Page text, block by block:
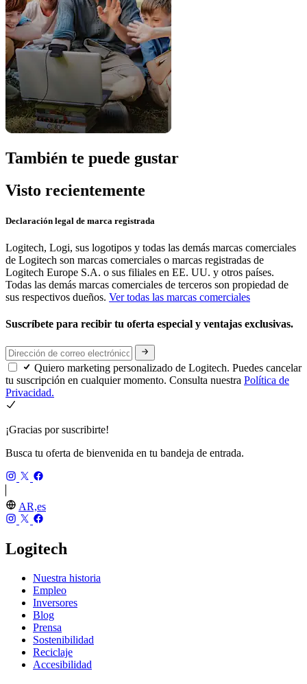
También te puede gustar
Visto recientemente
Declaración legal de marca registrada
Logitech, Logi, sus logotipos y todas las demás marcas comerciales
de Logitech son marcas comerciales o marcas registradas de
Logitech Europe S.A. o sus filiales en EE. UU. y otros países.
Todas las demás marcas comerciales de terceros son propiedad de
sus respectivos dueños. Ver todas las marcas comerciales
Suscríbete para recibir tu oferta especial y ventajas exclusivas.
Quiero marketing personalizado de Logitech. Puedes cancelar
tu suscripción en cualquier momento. Consulta nuestra Política de
Privacidad.
¡Gracias por suscribirte!
Busca tu oferta de bienvenida en tu bandeja de entrada.
AR,es
Logitech
Nuestra historia
Empleo
Inversores
Blog
Prensa
Sostenibilidad
Reciclaje
Accesibilidad